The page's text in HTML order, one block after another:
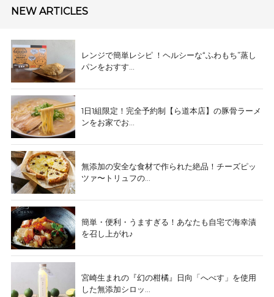
NEW ARTICLES
レンジで簡単レシピ ！ヘルシーな“ふわもち”蒸し
パンをおすす...
1日1組限定！完全予約制【ら道本店】の豚骨ラーメ
ンをお家でお...
無添加の安全な食材で作られた絶品！チーズピッ
ツァ〜トリュフの...
簡単・便利・うますぎる！あなたも自宅で海幸漬
を召し上がれ♪
宮崎生まれの『幻の柑橘』日向「へべす」を使用
した無添加シロッ...